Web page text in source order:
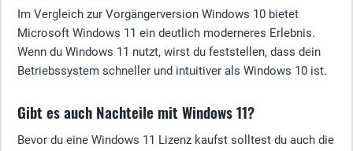
Im Vergleich zur Vorgängerversion Windows 10 bietet
Microsoft Windows 11 ein deutlich moderneres Erlebnis.
Wenn du Windows 11 nutzt, wirst du feststellen, dass dein
Betriebssystem schneller und intuitiver als Windows 10 ist.
Gibt es auch Nachteile mit Windows 11?
Bevor du eine Windows 11 Lizenz kaufst solltest du auch die